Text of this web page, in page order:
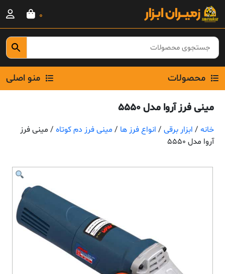
Skip
content
0
محصولات منو اصلی
مینی فرز آروا مدل 5550
خانه / ابزار برقی / انواع فرز ها / مینی فرز دم کوتاه / مینی فرز
آروا مدل 5550